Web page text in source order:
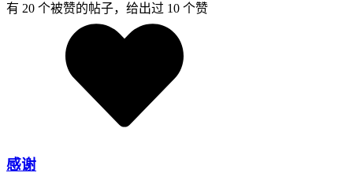
有 20 个被赞的帖子，给出过 10 个赞
感谢